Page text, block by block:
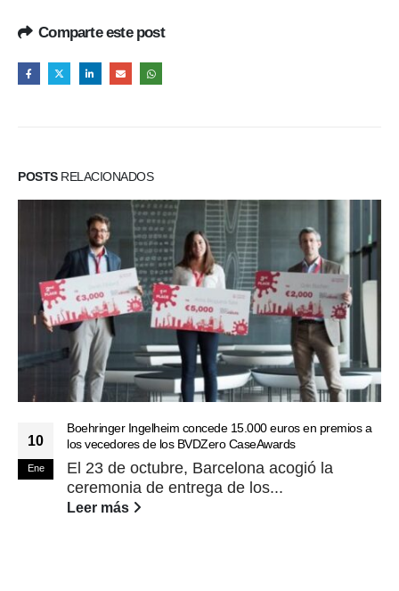
Comparte este post
POSTSRELACIONADOS
10
Ene
Boehringer Ingelheim concede 15.000 euros en premios a
los vecedores de los BVDZero CaseAwards
El 23 de octubre, Barcelona acogió la
ceremonia de entrega de los...
Leer más